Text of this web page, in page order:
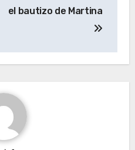
el bautizo de Martina